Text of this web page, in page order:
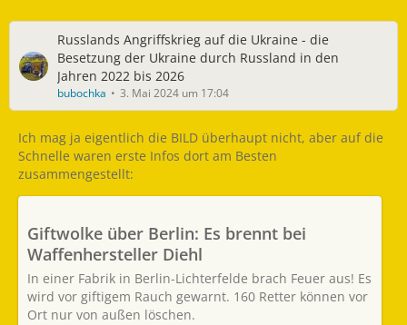
Russlands Angriffskrieg auf die Ukraine - die
Besetzung der Ukraine durch Russland in den
Jahren 2022 bis 2026
bubochka 3. Mai 2024 um 17:04
Ich mag ja eigentlich die BILD überhaupt nicht, aber auf die
Schnelle waren erste Infos dort am Besten
zusammengestellt:
Giftwolke über Berlin: Es brennt bei
Waffenhersteller Diehl
In einer Fabrik in Berlin-Lichterfelde brach Feuer aus! Es
wird vor giftigem Rauch gewarnt. 160 Retter können vor
Ort nur von außen löschen.